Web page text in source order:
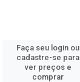
Faça seu login ou
cadastre-se para
ver preços e
comprar